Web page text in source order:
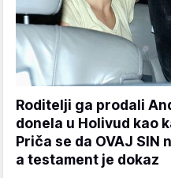
Roditelji ga prodali
donela u Holivud kao
Priča se da OVAJ SIN
a testament je dokaz